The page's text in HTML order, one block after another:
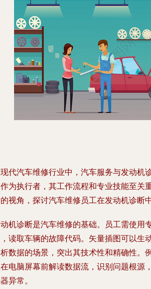
代汽车维修行业中，汽车服务与发动机
为执行者，其工作流程和专业技能至关
视角，探讨汽车维修员工在发动机诊断
机诊断是汽车维修的基础。员工需使用
读取车辆的故障代码。矢量插图可以生
数据的场景，突出其技术性和精确性。
电脑屏幕前解读数据流，识别问题根源
异常。